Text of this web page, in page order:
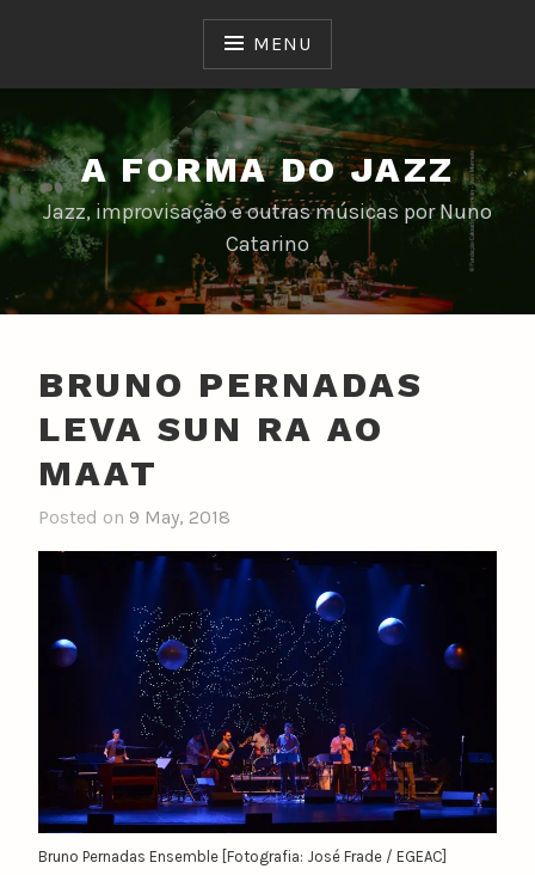
MENU
A FORMA DO JAZZ
Jazz, improvisação e outras músicas por Nuno
Catarino
BRUNO PERNADAS
LEVA SUN RA AO
MAAT
Posted on 9 May, 2018
y
n
n
o
c
a
t
a
r
i
n
Bruno Pernadas Ensemble [Fotografia: José Frade / EGEAC]